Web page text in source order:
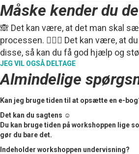
Måske kender du
🙈 Det kan være, at det man skal
processen. 🤷🏼‍♀️ Det kan være, at
disse, så kan du få god hjælp og
JEG VIL OGSÅ DELTAGE
Almindelige
Kan jeg bruge tiden til at opsætte en e-
Det kan du sagtens ☺︎
Du kan bruge tiden på workshoppen lige
gør du bare det.
Indeholder workshoppen undervisning?